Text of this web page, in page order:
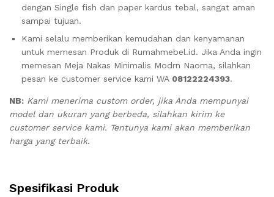
dengan Single fish dan paper kardus tebal, sangat aman
sampai tujuan.
Kami selalu memberikan kemudahan dan kenyamanan
untuk memesan Produk di Rumahmebel.id. Jika Anda ingin
memesan Meja Nakas Minimalis Modrn Naoma, silahkan
pesan ke customer service kami WA 08122224393.
NB: Kami menerima custom order, jika Anda mempunyai
model dan ukuran yang berbeda, silahkan kirim ke
customer service kami. Tentunya kami akan memberikan
harga yang terbaik.
Spesifikasi Produk